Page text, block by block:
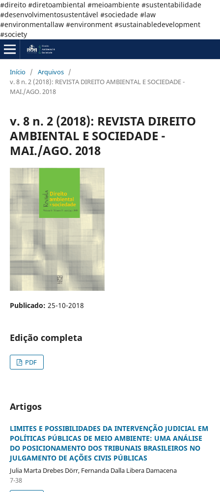
#direito #diretoambiental #meioambiente #sustentabilidade
#desenvolvimentosustentável #sociedade #law
#environmentallaw #environment #sustainabledevelopment
#society
Início / Arquivos /
v. 8 n. 2 (2018): REVISTA DIREITO AMBIENTAL E SOCIEDADE -
MAI./AGO. 2018
v. 8 n. 2 (2018): REVISTA DIREITO
AMBIENTAL E SOCIEDADE -
MAI./AGO. 2018
Publicado: 25-10-2018
Edição completa
PDF
Artigos
LIMITES E POSSIBILIDADES DA INTERVENÇÃO JUDICIAL EM
POLÍTICAS PÚBLICAS DE MEIO AMBIENTE: UMA ANÁLISE
DO POSICIONAMENTO DOS TRIBUNAIS BRASILEIROS NO
JULGAMENTO DE AÇÕES CIVIS PÚBLICAS
Julia Marta Drebes Dörr, Fernanda Dalla Libera Damacena
7-38